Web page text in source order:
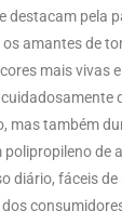
destacam pela
amantes de
mais vivas
mas também
de
diário, fáceis